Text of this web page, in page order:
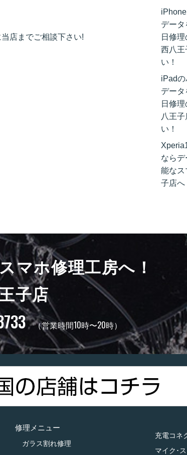
店までご相談下さい!
データ
日修
西八王
い！
iPad
データ
日修
八王
い！
なら
能なス
子店へ
マホ修理工房へ！
子店
（営業時間10時〜20時）
修理メニュー
ガラス割れ修理
充電コネ
マイク･